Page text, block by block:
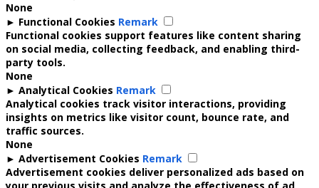
None
► Functional Cookies Remark
Functional cookies support features like content sharing
on social media, collecting feedback, and enabling third-
party tools.
None
► Analytical Cookies Remark
Analytical cookies track visitor interactions, providing
insights on metrics like visitor count, bounce rate, and
traffic sources.
None
► Advertisement Cookies Remark
Advertisement cookies deliver personalized ads based on